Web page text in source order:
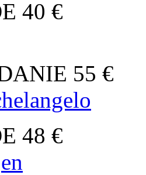
40 €
55 €
48 €